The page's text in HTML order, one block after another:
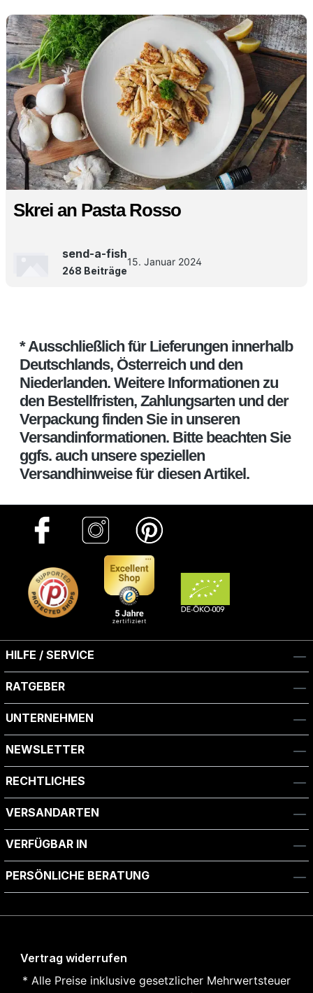
Skrei an Pasta Rosso
send-a-fish
268 Beiträge
15. Januar 2024
* Ausschließlich für Lieferungen innerhalb
Deutschlands, Österreich und den
Niederlanden. Weitere Informationen zu
den Bestellfristen, Zahlungsarten und der
Verpackung finden Sie in unseren
Versandinformationen. Bitte beachten Sie
ggfs. auch unsere speziellen
Versandhinweise für diesen Artikel.
HILFE / SERVICE
RATGEBER
UNTERNEHMEN
NEWSLETTER
RECHTLICHES
VERSANDARTEN
VERFÜGBAR IN
PERSÖNLICHE BERATUNG
Vertrag widerrufen
* Alle Preise inklusive gesetzlicher Mehrwertsteuer